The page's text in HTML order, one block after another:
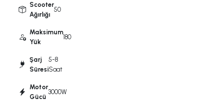
Scooter
Ağırlığı
50
Maksimum
Yük
180
Şarj
Süresi
5-8
Saat
Motor
Gücü
3000W